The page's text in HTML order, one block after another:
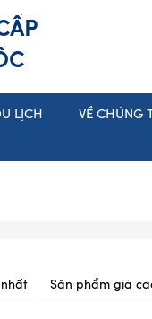
LỊCH VỀ CHÚNG
Sản phẩm giá